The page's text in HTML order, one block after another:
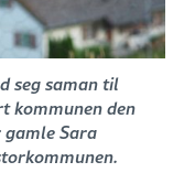
seg saman til
kommunen den
Sara